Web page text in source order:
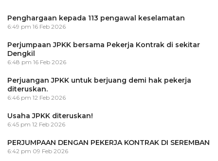
Penghargaan kepada 113 pengawal keselamatan
6:49 pm 16 Feb 2026
Perjumpaan JPKK bersama Pekerja Kontrak di sekitar
Dengkil
6:48 pm 16 Feb 2026
Perjuangan JPKK untuk berjuang demi hak pekerja
diteruskan.
6:46 pm 12 Feb 2026
Usaha JPKK diteruskan!
6:45 pm 12 Feb 2026
PERJUMPAAN DENGAN PEKERJA KONTRAK DI SEREMBAN
6:42 pm 09 Feb 2026